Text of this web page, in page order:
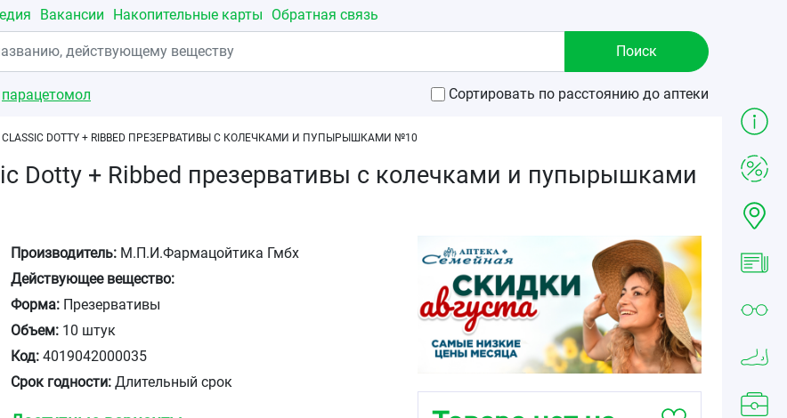
Вакансии Накопительные карты Обратная связь
парацетомол Сортировать по расстоянию до аптеки
СLASSIC DOTTY + RIBBED ПРЕЗЕРВАТИВЫ С КОЛЕЧКАМИ И ПУПЫРЫШКАМИ №10
Dotty + Ribbed презервативы с колечками и пупырышками
Производитель: М.П.И.Фармацойтика Гмбх
Действующее вещество:
Форма: Презервативы
Объем: 10 штук
Код: 4019042000035
Срок годности: Длительный срок